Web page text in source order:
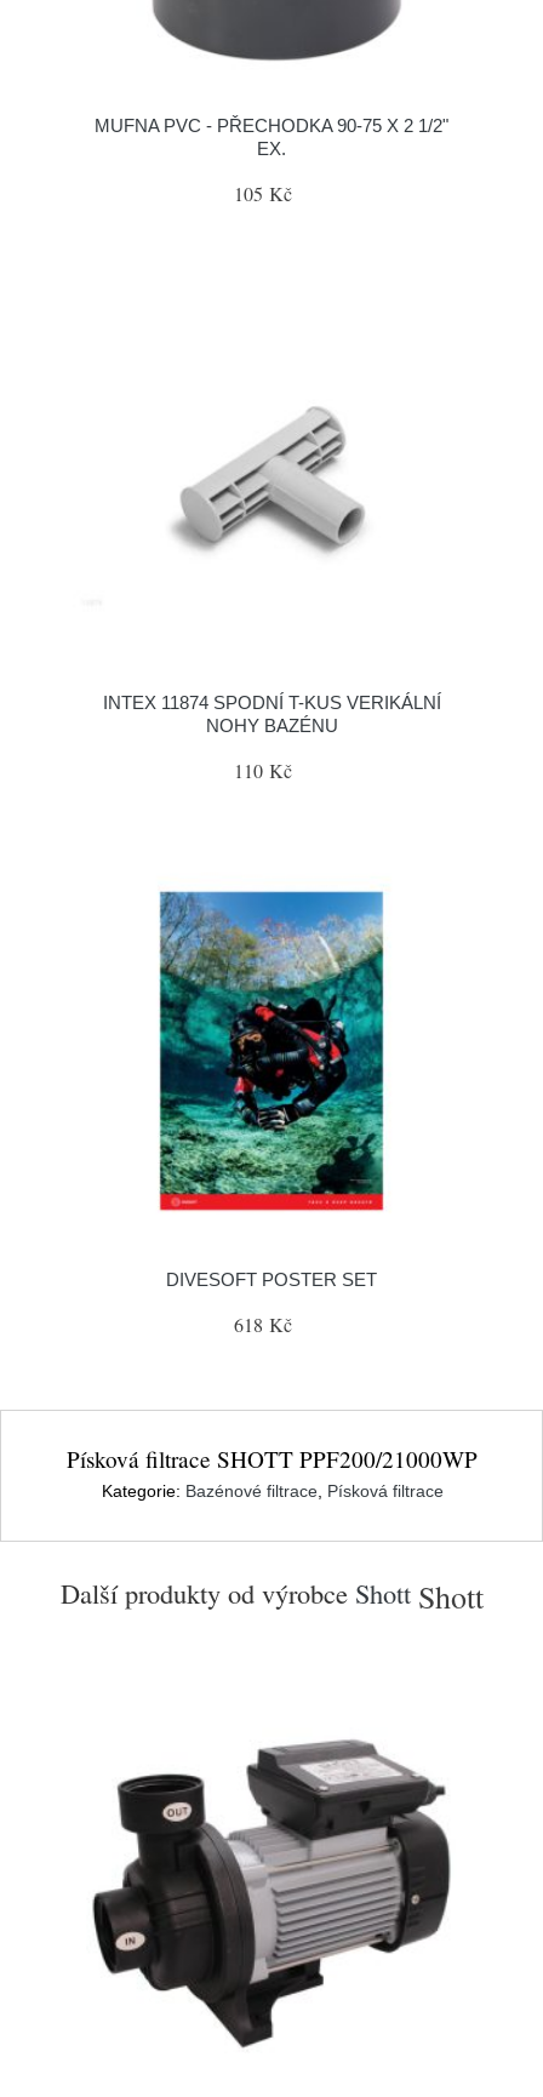
MUFNA PVC - PŘECHODKA 90-75 X 2 1/2"
EX.
105 Kč
INTEX 11874 SPODNÍ T-KUS VERIKÁLNÍ
NOHY BAZÉNU
110 Kč
DIVESOFT POSTER SET
618 Kč
Písková filtrace SHOTT PPF200/21000WP
Kategorie: Bazénové filtrace Písková filtrace
Další produkty od výrobce Shott Shott